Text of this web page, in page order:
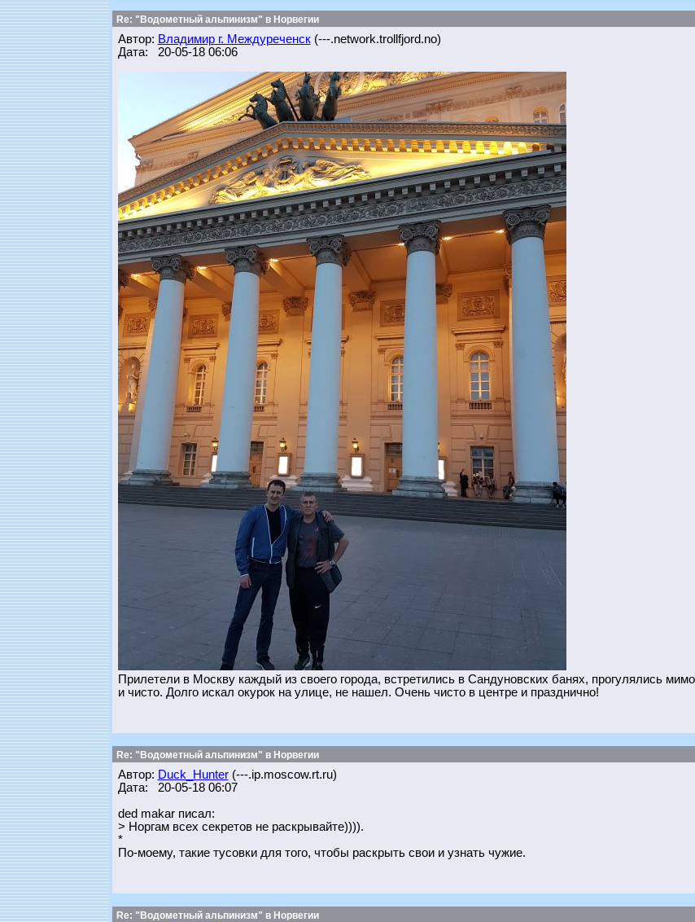
Re: "Водометный альпинизм" в Норвегии
Автор: Владимир г. Междуреченск(---.network.trollfjord.no)
Дата: 20-05-18 06:06
Прилетели в Москву каждый из своего города, встретились в Сандуновских банях, прогулялись
и чисто. Долго искал окурок на улице, не нашел. Очень чисто в центре и празднично!
Re: "Водометный альпинизм" в Норвегии
Автор: Duck_Hunter(---.ip.moscow.rt.ru)
Дата: 20-05-18 06:07
ded makar писал:
> Норгам всех секретов не раскрывайте)))).
*
По-моему, такие тусовки для того, чтобы раскрыть свои и узнать чужие.
Re: "Водометный альпинизм" в Норвегии